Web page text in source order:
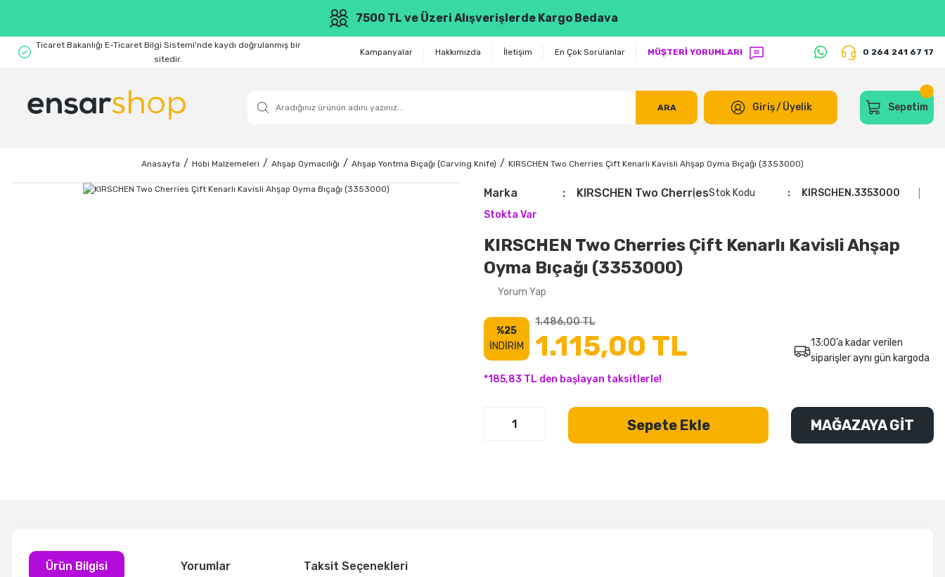
7500 TL ve Üzeri Alışverişlerde Kargo Bedava
Ticaret Bakanlığı E-Ticaret Bilgi Sistemi'nde kaydı doğrulanmış bir
sitedir.
Kampanyalar Hakkımızda İletişim En Çok Sorulanlar MÜŞTERİ YORUMLARI 0 264 241 67 17
ARA Giriş/Üyelik Sepetim
Anasayfa Hobi Malzemeleri Ahşap Oymacılığı Ahşap Yontma Bıçağı (Carving Knife) KIRSCHEN Two Cherries Çift Kenarlı Kavisli Ahşap Oyma Bıçağı (3353000)
Marka KIRSCHEN Two CherriesStok Kodu
KIRSCHEN.3353000
Stokta Var
KIRSCHEN Two Cherries Çift Kenarlı Kavisli Ahşap
Oyma Bıçağı (3353000)
Yorum Yap
%25
İNDİRİM
1.486,00 TL
1.115,00 TL
*185,83 TL den başlayan taksitlerle!
13:00’a kadar verilen
siparişler aynı gün kargoda
Sepete Ekle MAĞAZAYA GİT
Ürün Bilgisi Yorumlar Taksit Seçenekleri